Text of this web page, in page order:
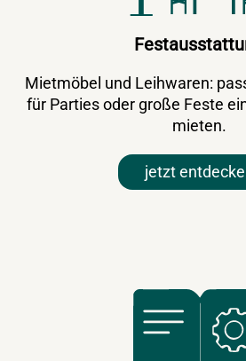
Mietmöbel und Leihwaren:
für Parties oder große Feste
mieten.
jetzt